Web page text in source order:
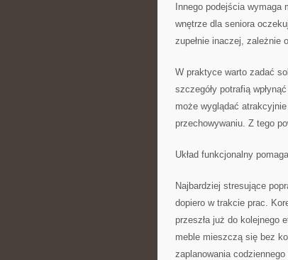
Innego podejścia
wnętrze dla seniora
zupełnie inaczej, zależnie
W praktyce warto zadać
szczegóły potrafią
może wyglądać
przechowywaniu. Z tego
Układ funkcjonalny
Najbardziej stresujące
dopiero w trakcie prac.
przeszła już do kolejnego
meble mieszczą się bez
zaplanowania codziennego